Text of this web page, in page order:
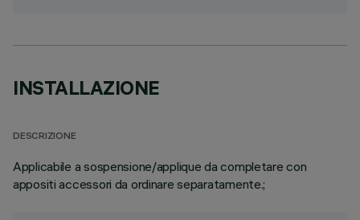
INSTALLAZIONE
DESCRIZIONE
Applicabile a sospensione/applique da completare con
appositi accessori da ordinare separatamente.;